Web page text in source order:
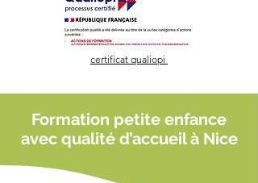
certificat qualiopi
Formation petite enfance
avec qualité d’accueil à Nice